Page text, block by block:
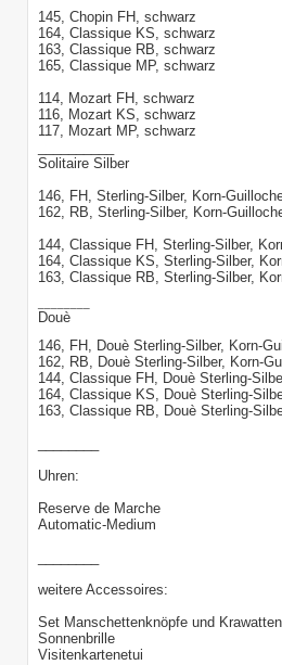
145, Chopin FH, schwarz
164, Classique KS, schwarz
163, Classique RB, schwarz
165, Classique MP, schwarz
114, Mozart FH, schwarz
116, Mozart KS, schwarz
117, Mozart MP, schwarz
Solitaire Silber
146, FH, Sterling-Silber, Korn-
162, RB, Sterling-Silber, Korn-
144, Classique FH, Sterling-Silber,
164, Classique KS, Sterling-Silber,
163, Classique RB, Sterling-Silber,
Douè
146, FH, Douè Sterling-Silber, Korn-
162, RB, Douè Sterling-Silber, Korn-
144, Classique FH, Douè Sterling-
164, Classique KS, Douè Sterling-
163, Classique RB, Douè Sterling-
Uhren:
Reserve de Marche
Automatic-Medium
weitere Accessoires:
Set Manschettenknöpfe und
Sonnenbrille
Visitenkartenetui